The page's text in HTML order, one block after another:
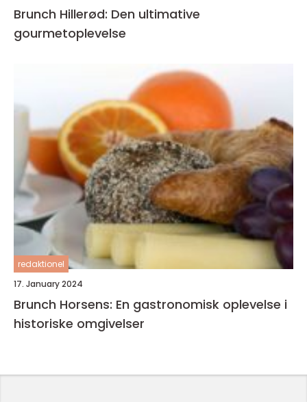
Brunch Hillerød: Den ultimative
gourmetoplevelse
redaktionel
17. January 2024
Brunch Horsens: En gastronomisk oplevelse i
historiske omgivelser